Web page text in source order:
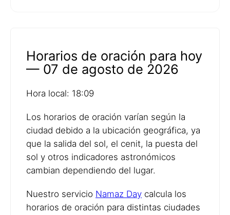
Horarios de oración para hoy
— 07 de agosto de 2026
Hora local: 18:09
Los horarios de oración varían según la
ciudad debido a la ubicación geográfica, ya
que la salida del sol, el cenit, la puesta del
sol y otros indicadores astronómicos
cambian dependiendo del lugar.
Nuestro servicio Namaz Day calcula los
horarios de oración para distintas ciudades